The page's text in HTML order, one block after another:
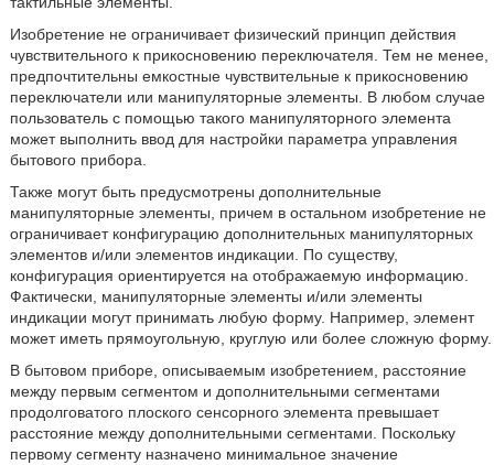
Изобретение не ограничивает физический принцип действия
чувствительного к прикосновению переключателя. Тем не менее,
предпочтительны емкостные чувствительные к прикосновению
переключатели или манипуляторные элементы. В любом случае
пользователь с помощью такого манипуляторного элемента
может выполнить ввод для настройки параметра управления
бытового прибора.
Также могут быть предусмотрены дополнительные
манипуляторные элементы, причем в остальном изобретение не
ограничивает конфигурацию дополнительных манипуляторных
элементов и/или элементов индикации. По существу,
конфигурация ориентируется на отображаемую информацию.
Фактически, манипуляторные элементы и/или элементы
индикации могут принимать любую форму. Например, элемент
может иметь прямоугольную, круглую или более сложную форму.
В бытовом приборе, описываемым изобретением, расстояние
между первым сегментом и дополнительными сегментами
продолговатого плоского сенсорного элемента превышает
расстояние между дополнительными сегментами. Поскольку
первому сегменту назначено минимальное значение